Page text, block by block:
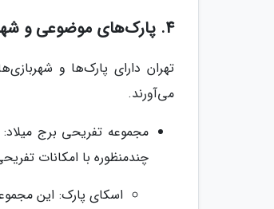
4. پارک‌های موضوعی و شهربازی‌ها: دنیایی از سرگرمی و هیجان
تهران دارای پارک‌ها و
می‌آورند.
مجموعه تفریحی برج میلاد:
چندمنظوره با امکانات
اسکای پارک: این